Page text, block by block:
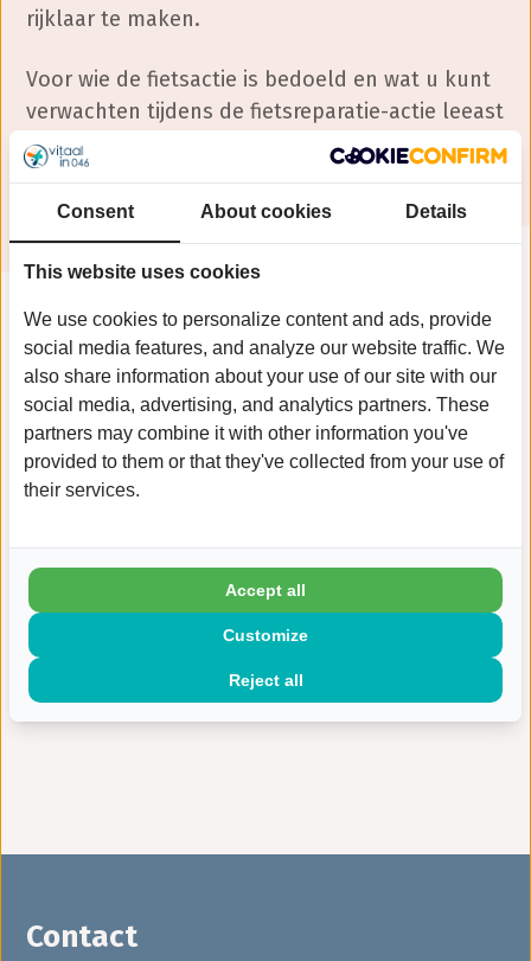
rijklaar te maken.
Voor wie de fietsactie is bedoeld en wat u kunt
verwachten tijdens de fietsreparatie-actie leeast
u op de website van de gemeente Sittard-
Geleen.
Kom op tijd naar de fietsreparatie-actie. Er
kunnen in totaal 20 fietsen worden gerepareerd.
Let op: fietsen in een té slechte staat kunnen
misschien niet worden gerepareerd.
Naar archief
Contact
Consent About cookies Details
This website uses cookies
We use cookies to personalize content and ads, provide
social media features, and analyze our website traffic. We
also share information about your use of our site with our
social media, advertising, and analytics partners. These
partners may combine it with other information you've
provided to them or that they've collected from your use of
their services.
Reject all
Customize
Accept all